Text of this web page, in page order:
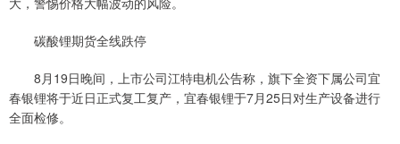
碳酸锂期货全线跌停
8月19日晚间，上市公司江特电机公告称，旗下全资下属公司宜
春银锂将于近日正式复工复产，宜春银锂于7月25日对生产设备进行
全面检修。